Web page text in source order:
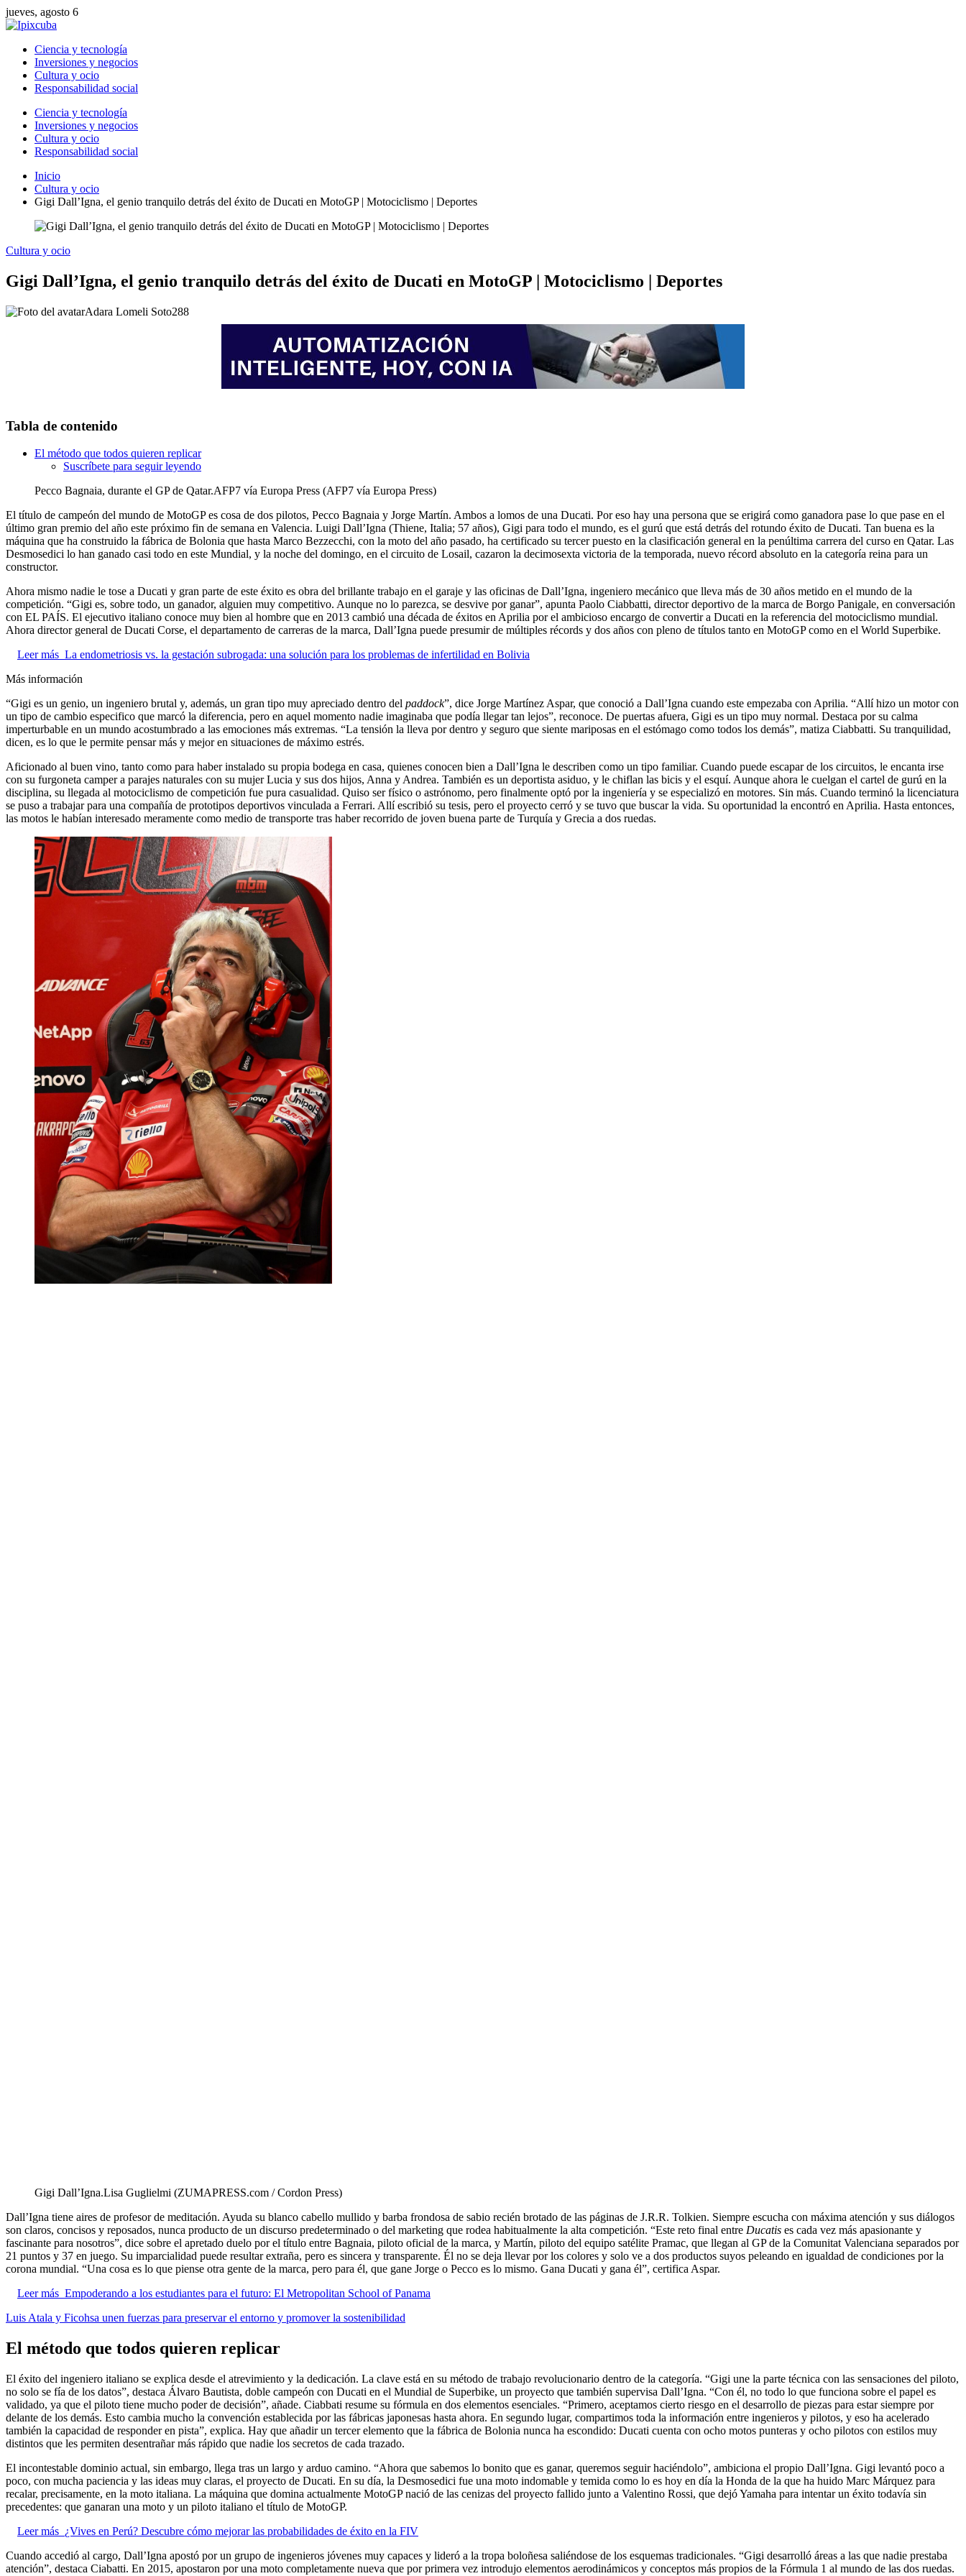
jueves, agosto 6
Ciencia y tecnología
Inversiones y negocios
Cultura y ocio
Responsabilidad social
Ciencia y tecnología
Inversiones y negocios
Cultura y ocio
Responsabilidad social
Inicio
Cultura y ocio
Gigi Dall’Igna, el genio tranquilo detrás del éxito de Ducati en MotoGP | Motociclismo | Deportes
Cultura y ocio
Gigi Dall’Igna, el genio tranquilo detrás del éxito de Ducati en MotoGP | Motociclismo | Deportes
Adara Lomeli Soto288
Tabla de contenido
El método que todos quieren replicar
Suscríbete para seguir leyendo
Pecco Bagnaia, durante el GP de Qatar.AFP7 vía Europa Press (AFP7 vía Europa Press)
El título de campeón del mundo de MotoGP es cosa de dos pilotos, Pecco Bagnaia y Jorge Martín. Ambos a lomos de una Ducati. Por eso hay una persona que se erigirá como ganadora pase lo que pase en el
último gran premio del año este próximo fin de semana en Valencia. Luigi Dall’Igna (Thiene, Italia; 57 años), Gigi para todo el mundo, es el gurú que está detrás del rotundo éxito de Ducati. Tan buena es la
máquina que ha construido la fábrica de Bolonia que hasta Marco Bezzecchi, con la moto del año pasado, ha certificado su tercer puesto en la clasificación general en la penúltima carrera del curso en Qatar. Las
Desmosedici lo han ganado casi todo en este Mundial, y la noche del domingo, en el circuito de Losail, cazaron la decimosexta victoria de la temporada, nuevo récord absoluto en la categoría reina para un
constructor.
Ahora mismo nadie le tose a Ducati y gran parte de este éxito es obra del brillante trabajo en el garaje y las oficinas de Dall’Igna, ingeniero mecánico que lleva más de 30 años metido en el mundo de la
competición. “Gigi es, sobre todo, un ganador, alguien muy competitivo. Aunque no lo parezca, se desvive por ganar”, apunta Paolo Ciabbatti, director deportivo de la marca de Borgo Panigale, en conversación
con EL PAÍS. El ejecutivo italiano conoce muy bien al hombre que en 2013 cambió una década de éxitos en Aprilia por el ambicioso encargo de convertir a Ducati en la referencia del motociclismo mundial.
Ahora director general de Ducati Corse, el departamento de carreras de la marca, Dall’Igna puede presumir de múltiples récords y dos años con pleno de títulos tanto en MotoGP como en el World Superbike.
Leer más La endometriosis vs. la gestación subrogada: una solución para los problemas de infertilidad en Bolivia
Más información
“Gigi es un genio, un ingeniero brutal y, además, un gran tipo muy apreciado dentro del paddock”, dice Jorge Martínez Aspar, que conoció a Dall’Igna cuando este empezaba con Aprilia. “Allí hizo un motor con
un tipo de cambio especifico que marcó la diferencia, pero en aquel momento nadie imaginaba que podía llegar tan lejos”, reconoce. De puertas afuera, Gigi es un tipo muy normal. Destaca por su calma
imperturbable en un mundo acostumbrado a las emociones más extremas. “La tensión la lleva por dentro y seguro que siente mariposas en el estómago como todos los demás”, matiza Ciabbatti. Su tranquilidad,
dicen, es lo que le permite pensar más y mejor en situaciones de máximo estrés.
Aficionado al buen vino, tanto como para haber instalado su propia bodega en casa, quienes conocen bien a Dall’Igna le describen como un tipo familiar. Cuando puede escapar de los circuitos, le encanta irse
con su furgoneta camper a parajes naturales con su mujer Lucia y sus dos hijos, Anna y Andrea. También es un deportista asiduo, y le chiflan las bicis y el esquí. Aunque ahora le cuelgan el cartel de gurú en la
disciplina, su llegada al motociclismo de competición fue pura casualidad. Quiso ser físico o astrónomo, pero finalmente optó por la ingeniería y se especializó en motores. Sin más. Cuando terminó la licenciatura
se puso a trabajar para una compañía de prototipos deportivos vinculada a Ferrari. Allí escribió su tesis, pero el proyecto cerró y se tuvo que buscar la vida. Su oportunidad la encontró en Aprilia. Hasta entonces,
las motos le habían interesado meramente como medio de transporte tras haber recorrido de joven buena parte de Turquía y Grecia a dos ruedas.
Gigi Dall’Igna.Lisa Guglielmi (ZUMAPRESS.com / Cordon Press)
Dall’Igna tiene aires de profesor de meditación. Ayuda su blanco cabello mullido y barba frondosa de sabio recién brotado de las páginas de J.R.R. Tolkien. Siempre escucha con máxima atención y sus diálogos
son claros, concisos y reposados, nunca producto de un discurso predeterminado o del marketing que rodea habitualmente la alta competición. “Este reto final entre Ducatis es cada vez más apasionante y
fascinante para nosotros”, dice sobre el apretado duelo por el título entre Bagnaia, piloto oficial de la marca, y Martín, piloto del equipo satélite Pramac, que llegan al GP de la Comunitat Valenciana separados por
21 puntos y 37 en juego. Su imparcialidad puede resultar extraña, pero es sincera y transparente. Él no se deja llevar por los colores y solo ve a dos productos suyos peleando en igualdad de condiciones por la
corona mundial. “Una cosa es lo que piense otra gente de la marca, pero para él, que gane Jorge o Pecco es lo mismo. Gana Ducati y gana él”, certifica Aspar.
Leer más Empoderando a los estudiantes para el futuro: El Metropolitan School of Panama
Luis Atala y Ficohsa unen fuerzas para preservar el entorno y promover la sostenibilidad
El método que todos quieren replicar
El éxito del ingeniero italiano se explica desde el atrevimiento y la dedicación. La clave está en su método de trabajo revolucionario dentro de la categoría. “Gigi une la parte técnica con las sensaciones del piloto,
no solo se fía de los datos”, destaca Álvaro Bautista, doble campeón con Ducati en el Mundial de Superbike, un proyecto que también supervisa Dall’Igna. “Con él, no todo lo que funciona sobre el papel es
validado, ya que el piloto tiene mucho poder de decisión”, añade. Ciabbati resume su fórmula en dos elementos esenciales. “Primero, aceptamos cierto riesgo en el desarrollo de piezas para estar siempre por
delante de los demás. Esto cambia mucho la convención establecida por las fábricas japonesas hasta ahora. En segundo lugar, compartimos toda la información entre ingenieros y pilotos, y eso ha acelerado
también la capacidad de responder en pista”, explica. Hay que añadir un tercer elemento que la fábrica de Bolonia nunca ha escondido: Ducati cuenta con ocho motos punteras y ocho pilotos con estilos muy
distintos que les permiten desentrañar más rápido que nadie los secretos de cada trazado.
El incontestable dominio actual, sin embargo, llega tras un largo y arduo camino. “Ahora que sabemos lo bonito que es ganar, queremos seguir haciéndolo”, ambiciona el propio Dall’Igna. Gigi levantó poco a
poco, con mucha paciencia y las ideas muy claras, el proyecto de Ducati. En su día, la Desmosedici fue una moto indomable y temida como lo es hoy en día la Honda de la que ha huido Marc Márquez para
recalar, precisamente, en la moto italiana. La máquina que domina actualmente MotoGP nació de las cenizas del proyecto fallido junto a Valentino Rossi, que dejó Yamaha para intentar un éxito todavía sin
precedentes: que ganaran una moto y un piloto italiano el título de MotoGP.
Leer más ¿Vives en Perú? Descubre cómo mejorar las probabilidades de éxito en la FIV
Cuando accedió al cargo, Dall’Igna apostó por un grupo de ingenieros jóvenes muy capaces y lideró a la tropa boloñesa saliéndose de los esquemas tradicionales. “Gigi desarrolló áreas a las que nadie prestaba
atención”, destaca Ciabatti. En 2015, apostaron por una moto completamente nueva que por primera vez introdujo elementos aerodinámicos y conceptos más propios de la Fórmula 1 al mundo de las dos ruedas.